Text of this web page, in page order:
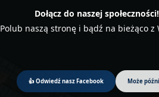
Dołącz do naszej społeczności!
Polub naszą stronę i bądź na bieżąco z
👍 Odwiedź nasz Facebook Może